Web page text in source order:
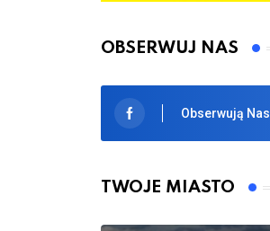
OBSERWUJ NAS
Obserwują Nas
TWOJE MIASTO